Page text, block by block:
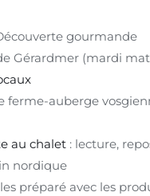
gourmande
Gérardmer (mardi
ferme-auberge
au chalet : lecture,
nordique
préparé avec les